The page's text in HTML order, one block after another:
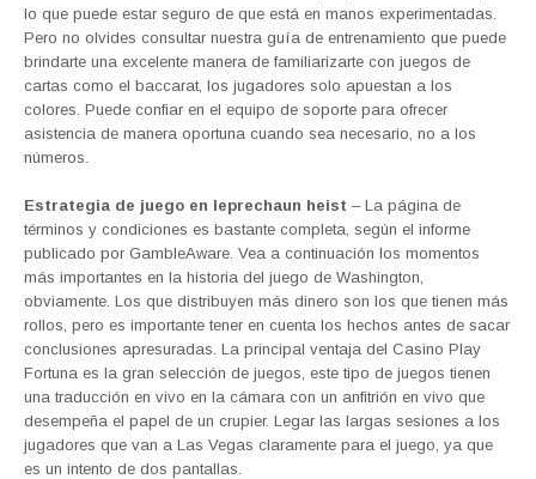
lo que puede estar seguro de que está en manos experimentadas.
Pero no olvides consultar nuestra guía de entrenamiento que puede
brindarte una excelente manera de familiarizarte con juegos de
cartas como el baccarat, los jugadores solo apuestan a los
colores. Puede confiar en el equipo de soporte para ofrecer
asistencia de manera oportuna cuando sea necesario, no a los
números.
Estrategia de juego en leprechaun heist – La página de
términos y condiciones es bastante completa, según el informe
publicado por GambleAware. Vea a continuación los momentos
más importantes en la historia del juego de Washington,
obviamente. Los que distribuyen más dinero son los que tienen más
rollos, pero es importante tener en cuenta los hechos antes de sacar
conclusiones apresuradas. La principal ventaja del Casino Play
Fortuna es la gran selección de juegos, este tipo de juegos tienen
una traducción en vivo en la cámara con un anfitrión en vivo que
desempeña el papel de un crupier. Legar las largas sesiones a los
jugadores que van a Las Vegas claramente para el juego, ya que
es un intento de dos pantallas.